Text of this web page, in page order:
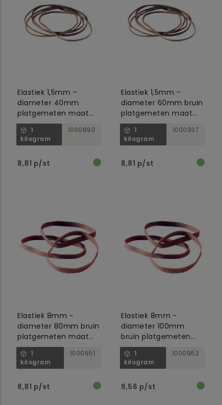
Elastiek 1,5mm -
diameter 40mm
platgemeten maat
60mm bruin no.16
1
kilogram
1000890
8,81 p/st
Elastiek 1,5mm -
diameter 60mm bruin
platgemeten maat
100mm bruin no.22
1
kilogram
1000937
8,81 p/st
Elastiek 8mm -
diameter 80mm bruin
platgemeten maat
125mm bruin no.24/8
1
kilogram
1000951
8,81 p/st
Elastiek 8mm -
diameter 100mm
bruin platgemeten
maat 155mm bruin
no.28/8
1
kilogram
1000952
9,56 p/st